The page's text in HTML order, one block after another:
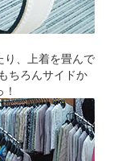
り、上着を畳んで
ちろんサイドか